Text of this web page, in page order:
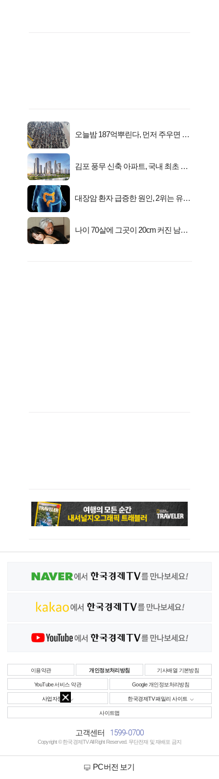
오늘밤 187억뿌린다, 먼저 주우면 최
김포 풍무 신축 아파트, 국내 최초 반
대장암 환자 급증한 원인, 2위는 유산
나이 70살에 그곳이 20cm 커진 남자..
이용약관 개인정보처리방침 기사배열 기본방침
YouTube 서비스 약관 Google 개인정보처리방침
사업자정보 한국경제TV 패밀리 사이트
사이트맵
고객센터 1599-0700
Copyright © 한국경제TV All Right Reserved. 무단전재 및 재배포 금지
PC버전 보기